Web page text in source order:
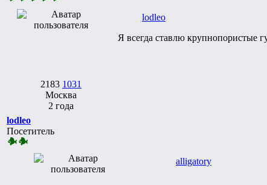
2183 1031
Москва
2 года
lodleo
Я всегда ставлю крупнопористые
lodleo
Посетитель
alligatory